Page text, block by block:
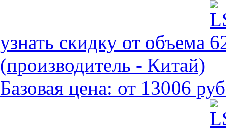
узнать скидку от объема
(производитель - Китай)
Базовая цена: от 13006